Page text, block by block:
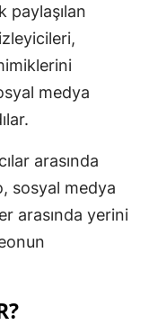
Manisa
paylaşılan
medya
arasında
sosyal medya
arasında yerini